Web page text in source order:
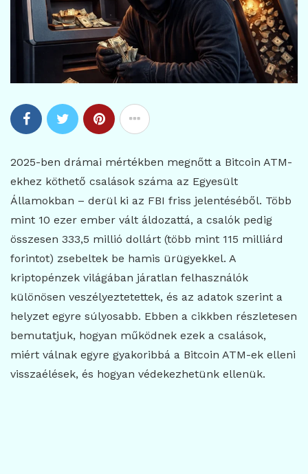
2025-ben drámai mértékben megnőtt a Bitcoin ATM-
ekhez köthető csalások száma az Egyesült
Államokban – derül ki az FBI friss jelentéséből. Több
mint 10 ezer ember vált áldozattá, a csalók pedig
összesen 333,5 millió dollárt (több mint 115 milliárd
forintot) zsebeltek be hamis ürügyekkel. A
kriptopénzek világában járatlan felhasználók
különösen veszélyeztetettek, és az adatok szerint a
helyzet egyre súlyosabb. Ebben a cikkben részletesen
bemutatjuk, hogyan működnek ezek a csalások,
miért válnak egyre gyakoribbá a Bitcoin ATM-ek elleni
visszaélések, és hogyan védekezhetünk ellenük.